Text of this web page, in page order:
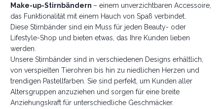
Make-up-Stirnbändern – einem unverzichtbaren Accessoire,
das Funktionalität mit einem Hauch von Spaß verbindet.
Diese Stirnbänder sind ein Muss für jeden Beauty- oder
Lifestyle-Shop und bieten etwas, das Ihre Kunden lieben
werden.
Unsere Stirnbänder sind in verschiedenen Designs erhältlich,
von verspielten Tierohren bis hin zu niedlichen Herzen und
trendigen Pastellfarben. Sie sind perfekt, um Kunden aller
Altersgruppen anzuziehen und sorgen für eine breite
Anziehungskraft für unterschiedliche Geschmäcker.